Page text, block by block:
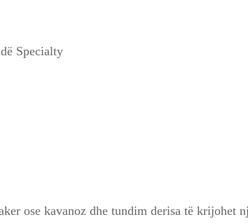
Specialty
ose kavanoz dhe tundim derisa të krijohet